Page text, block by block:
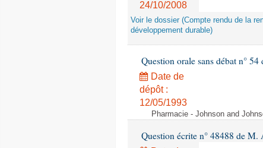
24/10/2008
Voir le dossier (Compte rendu de la
développement durable)
Question orale sans débat n°
Date de
dépôt :
12/05/1993
Pharmacie - Johnson and
Question écrite n° 48488 de M.